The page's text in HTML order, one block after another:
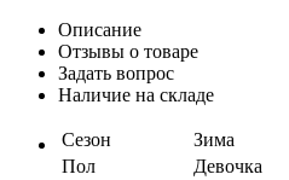
Описание
Отзывы о товаре
Задать вопрос
Наличие на складе
Сезон
Зима
Пол
Девочка